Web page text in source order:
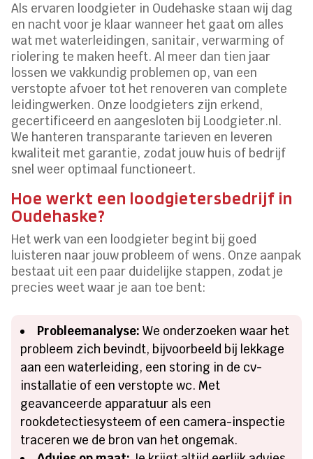
Als ervaren loodgieter in Oudehaske staan wij dag
en nacht voor je klaar wanneer het gaat om alles
wat met waterleidingen, sanitair, verwarming of
riolering te maken heeft. Al meer dan tien jaar
lossen we vakkundig problemen op, van een
verstopte afvoer tot het renoveren van complete
leidingwerken. Onze loodgieters zijn erkend,
gecertificeerd en aangesloten bij Loodgieter.nl.
We hanteren transparante tarieven en leveren
kwaliteit met garantie, zodat jouw huis of bedrijf
snel weer optimaal functioneert.
Hoe werkt een loodgietersbedrijf in
Oudehaske?
Het werk van een loodgieter begint bij goed
luisteren naar jouw probleem of wens. Onze aanpak
bestaat uit een paar duidelijke stappen, zodat je
precies weet waar je aan toe bent:
Probleemanalyse: We onderzoeken waar het
probleem zich bevindt, bijvoorbeeld bij lekkage
aan een waterleiding, een storing in de cv-
installatie of een verstopte wc. Met
geavanceerde apparatuur als een
rookdetectiesysteem of een camera-inspectie
traceren we de bron van het ongemak.